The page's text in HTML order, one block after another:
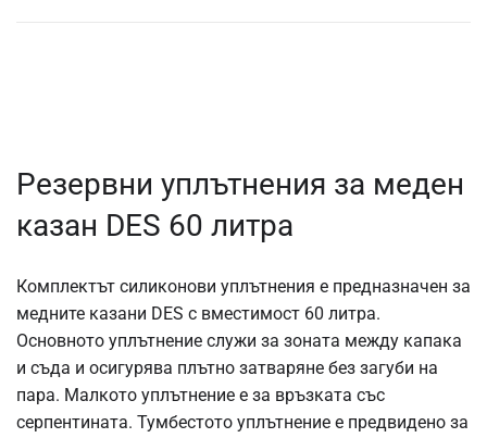
Резервни уплътнения за меден
казан DES 60 литра
Комплектът силиконови уплътнения е предназначен за
медните казани DES с вместимост 60 литра.
Основното уплътнение служи за зоната между капака
и съда и осигурява плътно затваряне без загуби на
пара. Малкото уплътнение е за връзката със
серпентината. Тумбестото уплътнение е предвидено за